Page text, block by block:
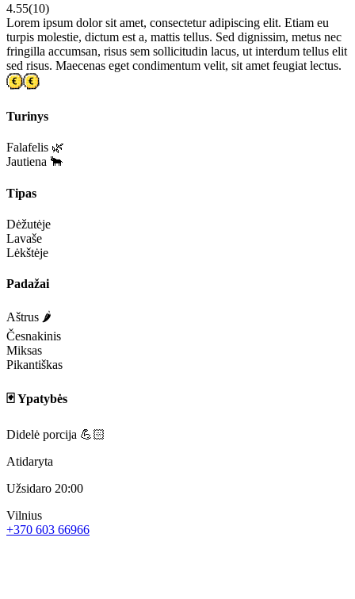
4.55(10)
Lorem ipsum dolor sit amet, consectetur adipiscing elit. Etiam eu
turpis molestie, dictum est a, mattis tellus. Sed dignissim, metus nec
fringilla accumsan, risus sem sollicitudin lacus, ut interdum tellus elit
sed risus. Maecenas eget condimentum velit, sit amet feugiat lectus.
Turinys
Falafelis 🌿
Jautiena 🐂
Tipas
Dėžutėje
Lavaše
Lėkštėje
Padažai
Aštrus 🌶️
Česnakinis
Miksas
Pikantiškas
🃏 Ypatybės
Didelė porcija 💪🏻
Atidaryta
Užsidaro 20:00
Vilnius
+370 603 66966